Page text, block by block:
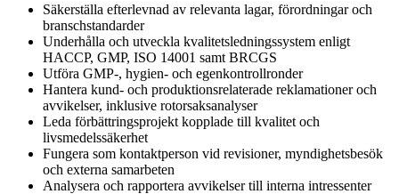
Säkerställa efterlevnad av relevanta lagar, förordningar och
branschstandarder
Underhålla och utveckla kvalitetsledningssystem enligt
HACCP, GMP, ISO 14001 samt BRCGS
Utföra GMP-, hygien- och egenkontrollronder
Hantera kund- och produktionsrelaterade reklamationer och
avvikelser, inklusive rotorsaksanalyser
Leda förbättringsprojekt kopplade till kvalitet och
livsmedelssäkerhet
Fungera som kontaktperson vid revisioner, myndighetsbesök
och externa samarbeten
Analysera och rapportera avvikelser till interna intressenter